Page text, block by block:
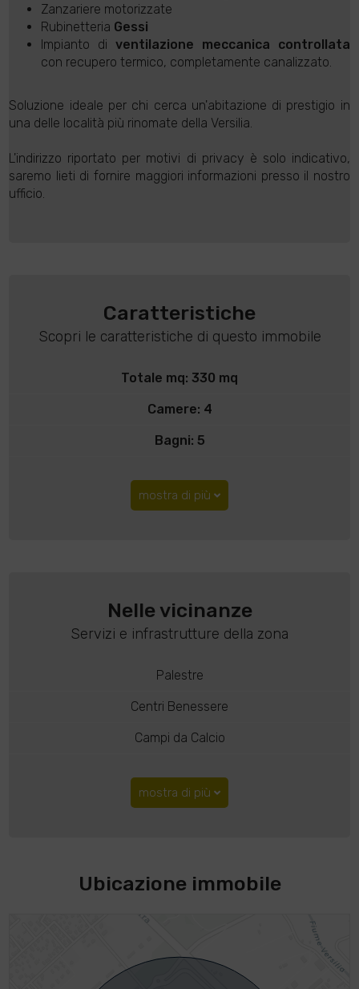
Zanzariere motorizzate
Rubinetteria Gessi
Impianto di ventilazione meccanica controllata
con recupero termico, completamente canalizzato.
Soluzione ideale per chi cerca un'abitazione di prestigio in
una delle località più rinomate della Versilia.
L'indirizzo riportato per motivi di privacy è solo indicativo,
saremo lieti di fornire maggiori informazioni presso il nostro
ufficio.
Caratteristiche
Scopri le caratteristiche di questo immobile
Totale mq: 330 mq
Camere: 4
Bagni: 5
mostra di più
Nelle vicinanze
Servizi e infrastrutture della zona
Palestre
Centri Benessere
Campi da Calcio
mostra di più
Ubicazione immobile